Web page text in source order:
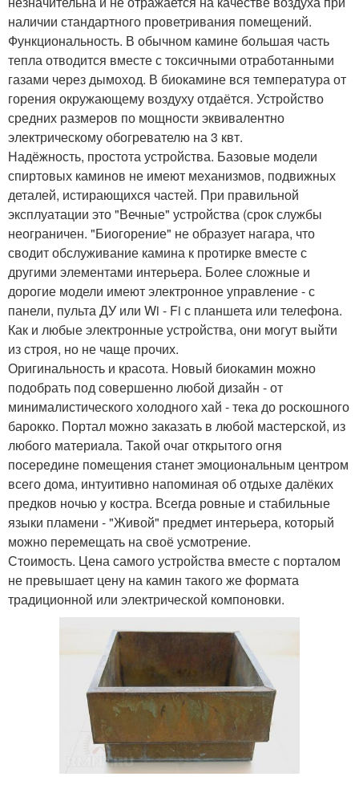
наличии стандартного проветривания помещений.
Функциональность. В обычном камине большая часть
тепла отводится вместе с токсичными отработанными
газами через дымоход. В биокамине вся температура от
горения окружающему воздуху отдаётся. Устройство
средних размеров по мощности эквивалентно
электрическому обогревателю на 3 квт.
Надёжность, простота устройства. Базовые модели
спиртовых каминов не имеют механизмов, подвижных
деталей, истирающихся частей. При правильной
эксплуатации это "Вечные" устройства (срок службы
неограничен. "Биогорение" не образует нагара, что
сводит обслуживание камина к протирке вместе с
другими элементами интерьера. Более сложные и
дорогие модели имеют электронное управление - с
панели, пульта ДУ или Wi - Fi с планшета или телефона.
Как и любые электронные устройства, они могут выйти
из строя, но не чаще прочих.
Оригинальность и красота. Новый биокамин можно
подобрать под совершенно любой дизайн - от
минималистического холодного хай - тека до роскошного
барокко. Портал можно заказать в любой мастерской, из
любого материала. Такой очаг открытого огня
посередине помещения станет эмоциональным центром
всего дома, интуитивно напоминая об отдыхе далёких
предков ночью у костра. Всегда ровные и стабильные
языки пламени - "Живой" предмет интерьера, который
можно перемещать на своё усмотрение.
Стоимость. Цена самого устройства вместе с порталом
не превышает цену на камин такого же формата
традиционной или электрической компоновки.